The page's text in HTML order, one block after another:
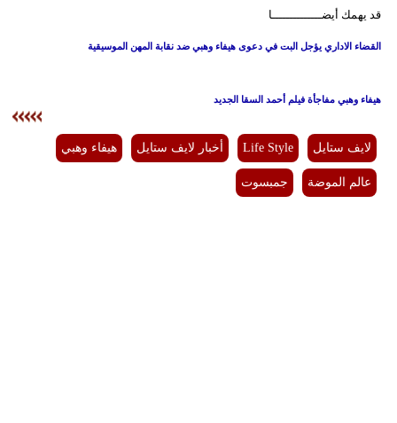
قد يهمك أيضــــــــــــــا
القضاء الاداري يؤجل البت في دعوى هيفاء وهبي ضد نقابة المهن الموسيقية
هيفاء وهبي مفاجأة فيلم أحمد السقا الجديد
لايف ستايل Life Style أخبار لايف ستايل هيفاء وهبي
عالم الموضة جمبسوت